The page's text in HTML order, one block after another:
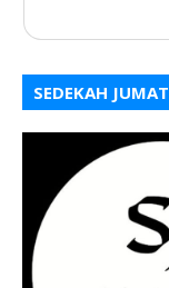
SEDEKAH JUMAT